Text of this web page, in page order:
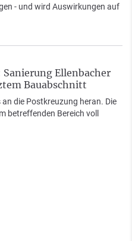
- und wird Auswirkungen auf
Ellenbacher
Bauabschnitt
die Postkreuzung heran. Die
betreffenden Bereich voll